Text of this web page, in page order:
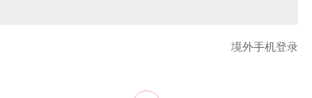
境外手机登录